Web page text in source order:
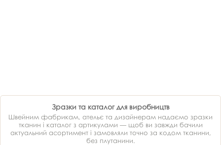
Зразки та каталог для виробництв
Швейним фабрикам, ательє та дизайнерам надаємо зразки
тканин і каталог з артикулами — щоб ви завжди бачили
актуальний асортимент і замовляли точно за кодом тканини,
без плутанини.